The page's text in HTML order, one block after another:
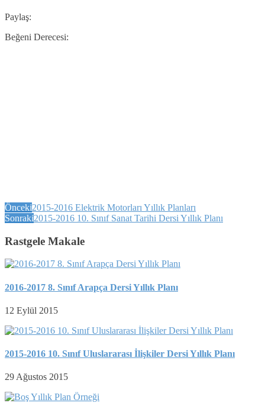
Paylaş:
Beğeni Derecesi:
Önceki2015-2016 Elektrik Motorları Yıllık Planları
Sonraki2015-2016 10. Sınıf Sanat Tarihi Dersi Yıllık Planı
Rastgele Makale
2016-2017 8. Sınıf Arapça Dersi Yıllık Planı
12 Eylül 2015
2015-2016 10. Sınıf Uluslararası İlişkiler Dersi Yıllık Planı
29 Ağustos 2015